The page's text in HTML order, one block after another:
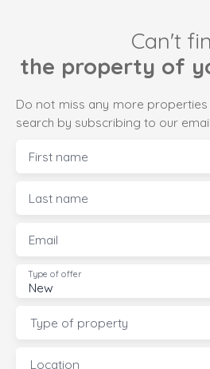
Can't
the property of
Do not miss any more
search by subscribing to our
First name
Last name
Email
New
Type of offer
Type of property
Location